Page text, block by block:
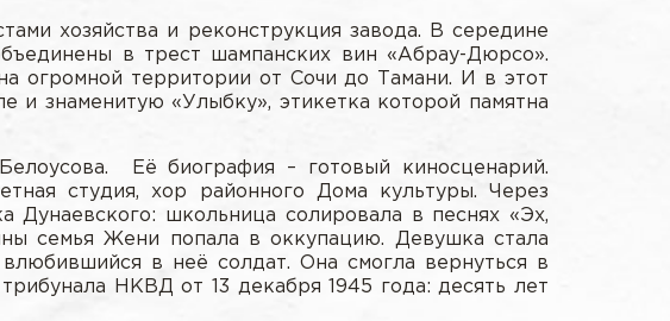
хозяйства и реконструкция завода. В середине
в трест шампанских вин «Абрау-Дюрсо».
огромной территории от Сочи до Тамани. И в этот
знаменитую «Улыбку», этикетка которой памятна
Её биография – готовый киносценарий.
студия, хор районного Дома культуры. Через
Дунаевского: школьница солировала в песнях «Эх,
семья Жени попала в оккупацию. Девушка стала
в неё солдат. Она смогла вернуться в
НКВД от 13 декабря 1945 года: десять лет